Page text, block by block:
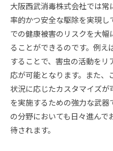
大阪西武消毒株式会社では
率的かつ安全な駆除を実現し
での健康被害のリスクを大
ることができるのです。例
することで、害虫の活動を
応が可能となります。また、
状況に応じたカスタマイズ
を実施するための強力な武
の分野においても日々進んで
待されます。